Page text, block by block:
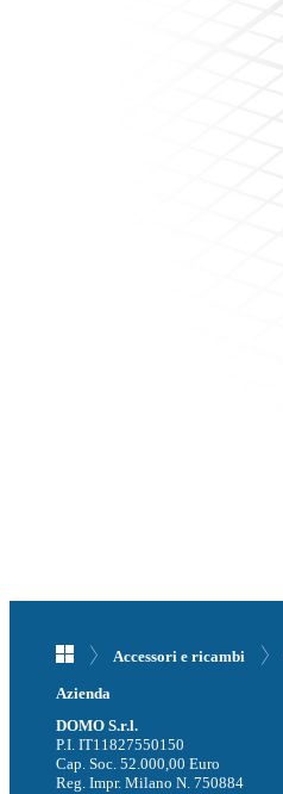
Accessori e ricambi
Azienda
DOMO S.r.l.
P.I. IT11827550150
Cap. Soc. 52.000,00 Euro
Reg. Impr. Milano N. 750884